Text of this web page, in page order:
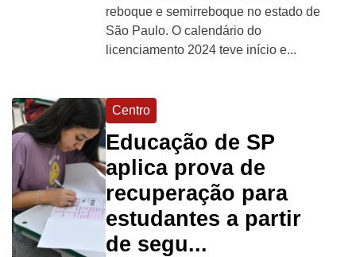
reboque e semirreboque no estado de
São Paulo. O calendário do
licenciamento 2024 teve início e...
Centro
Educação de SP
aplica prova de
recuperação para
estudantes a partir
de segu...